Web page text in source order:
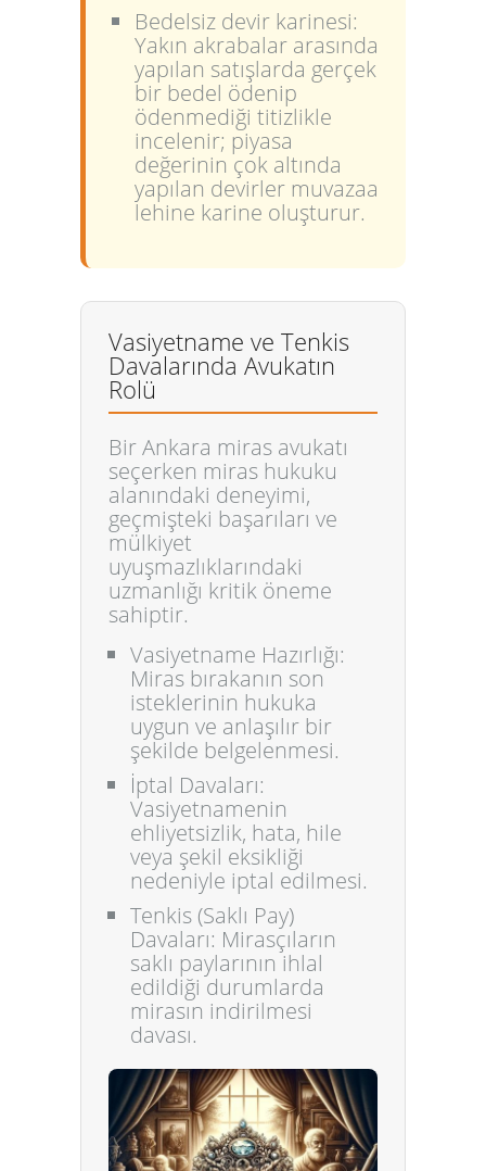
Bedelsiz devir karinesi:
Yakın akrabalar arasında
yapılan satışlarda gerçek
bir bedel ödenip
ödenmediği titizlikle
incelenir; piyasa
değerinin çok altında
yapılan devirler muvazaa
lehine karine oluşturur.
Vasiyetname ve Tenkis
Davalarında Avukatın
Rolü
Bir Ankara miras avukatı
seçerken miras hukuku
alanındaki deneyimi,
geçmişteki başarıları ve
mülkiyet
uyuşmazlıklarındaki
uzmanlığı kritik öneme
sahiptir.
Vasiyetname Hazırlığı:
Miras bırakanın son
isteklerinin hukuka
uygun ve anlaşılır bir
şekilde belgelenmesi.
İptal Davaları:
Vasiyetnamenin
ehliyetsizlik, hata, hile
veya şekil eksikliği
nedeniyle iptal edilmesi.
Tenkis (Saklı Pay)
Davaları: Mirasçıların
saklı paylarının ihlal
edildiği durumlarda
mirasın indirilmesi
davası.